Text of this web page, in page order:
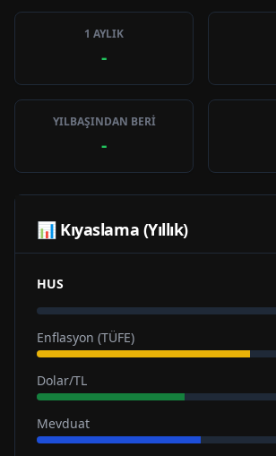
1 AYLIK
-
YILBAŞINDAN BERİ
-
📊 Kıyaslama (Yıllık)
HUS
Enflasyon (TÜFE)
Dolar/TL
Mevduat